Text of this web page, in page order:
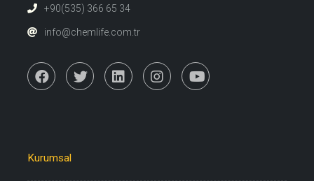
+90(535) 366 65 34
info@chemlife.com.tr
Kurumsal